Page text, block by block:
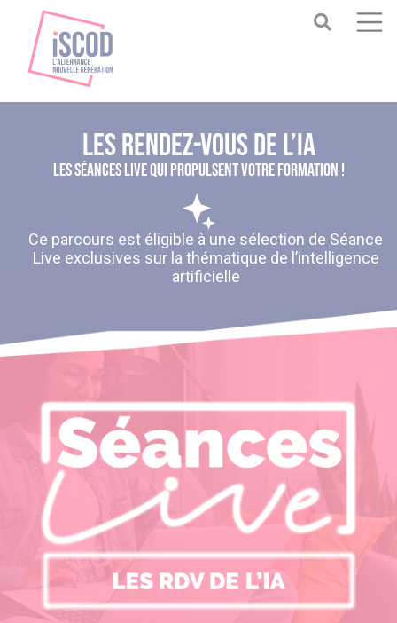
LES RENDEZ-VOUS DE L’IA
LES SÉANCES LIVE QUI PROPULSENT VOTRE FORMATION !
Ce parcours est éligible à une sélection de Séance
Live exclusives sur la thématique de l’intelligence
artificielle